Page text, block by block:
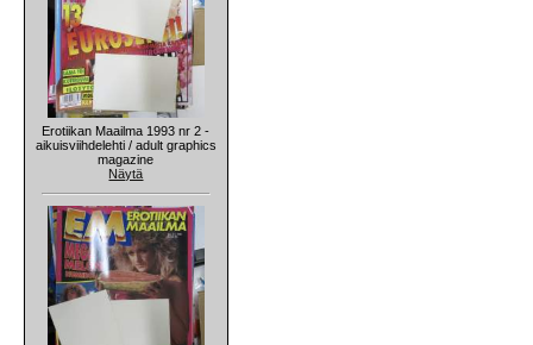
Erotiikan Maailma 1993 nr 2 -
aikuisviihdelehti / adult graphics
magazine
Näytä